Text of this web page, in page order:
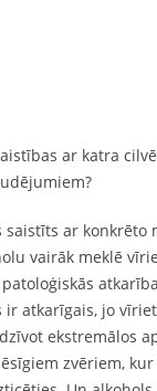
ar katra
saistīts ar konkrēto
vairāk meklē
ir atkarīgais, jo
ekstremālos
zvēriem,